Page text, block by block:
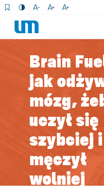
Brain
jak
mózg,
uczył się
szybciej i
męczył
wolniej